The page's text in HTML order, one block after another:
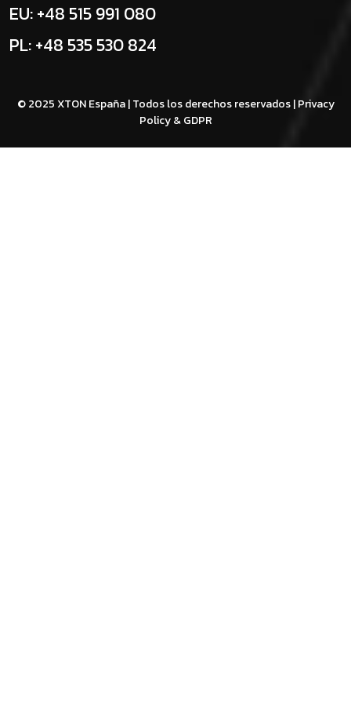
EU: +48 515 991 080
PL: +48 535 530 824
© 2025 XTON España | Todos los derechos reservados |Privacy
Policy & GDPR